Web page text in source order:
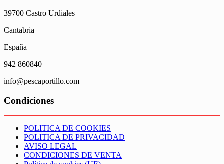
39700 Castro Urdiales
Cantabria
España
942 860840
info@pescaportillo.com
Condiciones
POLITICA DE COOKIES
POLITICA DE PRIVACIDAD
AVISO LEGAL
CONDICIONES DE VENTA